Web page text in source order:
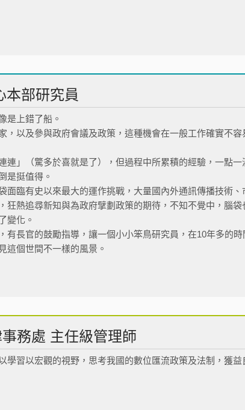
本部研究員
是上錯了船。
，以及參與政府會議及政策，這種機會在一般工作確實不容
」（驚多於喜就是了），但過程中所累積的經驗，一點一
是挺值得。
面臨有史以來最大的運作挑戰，大量國內外通訊傳播技術、
熱追尋新知與為政府擘劃政策的期待，不知不覺中，腦袋
變化。
有長官的鼓勵指導，讓一個小小笨鳥研究員，在10年多的時
這個世間不一樣的風景。
務處 主任級管理師
習以宏觀的視野，思考我國的數位匯流政策及法制，獲益